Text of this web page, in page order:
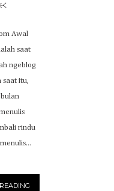
Awal
saat
ngeblog
saat itu,
rindu